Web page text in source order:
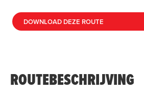
DOWNLOAD DEZE ROUTE
ROUTEBESCHRIJVING